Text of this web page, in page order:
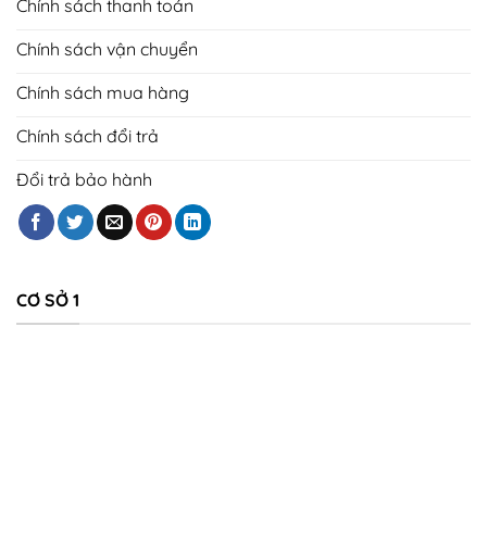
Chính sách thanh toán
Chính sách vận chuyển
Chính sách mua hàng
Chính sách đổi trả
Đổi trả bảo hành
CƠ SỞ 1